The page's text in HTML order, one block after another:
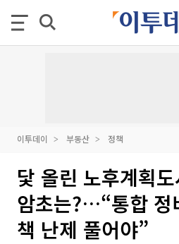
이투데이 부동산 정책
닻 올린 노후계획
암초는?…“통합 정
책 난제 풀어야”